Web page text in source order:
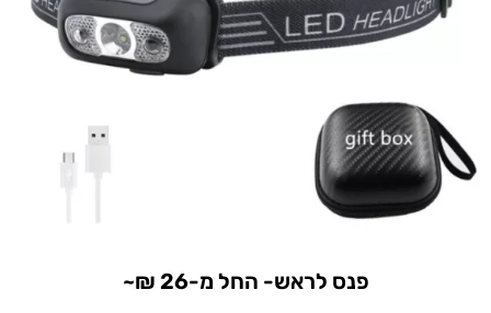
פנס לראש- החל מ-26 ₪~